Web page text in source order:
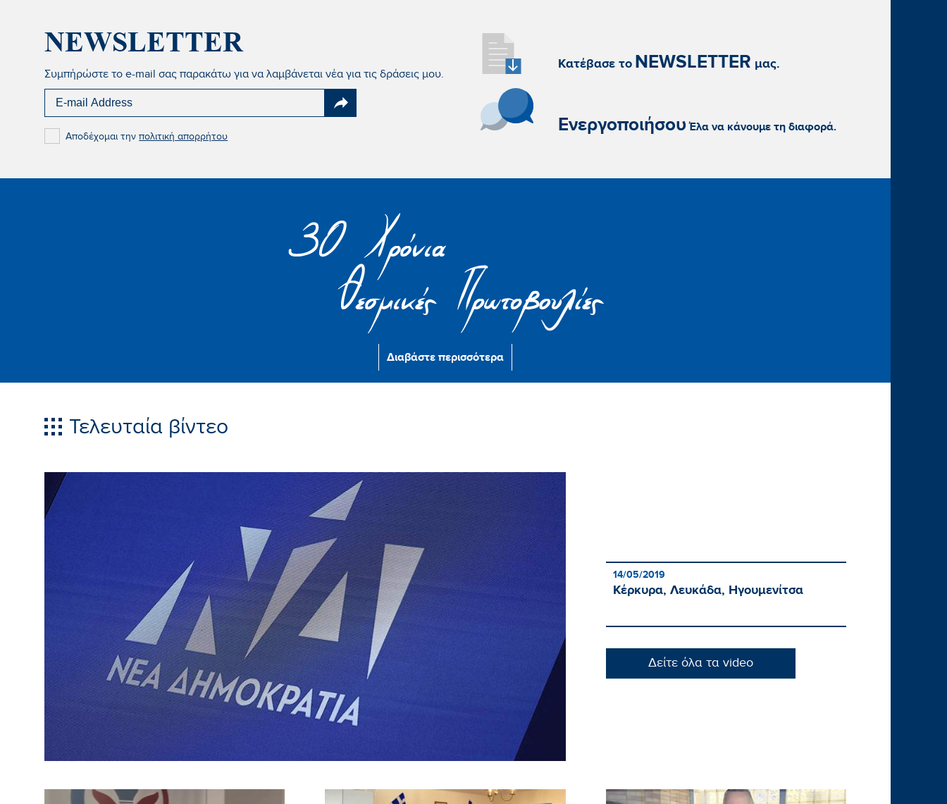
NEWSLETTER
Συμπήρώστε το e-mail σας παρακάτω για να λαμβάνεται νέα για τις δράσεις μου.
Αποδέχομαι τηνπολιτική απορρήτου
Κατέβασε το NEWSLETTER μας.
Ενεργοποιήσου Έλα να κάνουμε τη διαφορά.
Διαβάστε περισσότερα
Τελευταία βίντεο
14/05/2019
Κέρκυρα, Λευκάδα, Ηγουμενίτσα
Δείτε όλα τα video